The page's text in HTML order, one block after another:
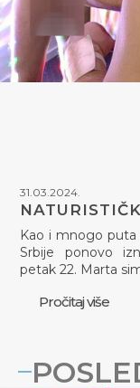
31.03.2024.
Kao i mnogo puta
Srbije ponovo
petak 22. Marta
Pročitaj više